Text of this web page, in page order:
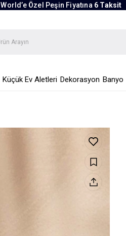
World’e Özel Peşin Fiyatına 6 Taksit
Küçük Ev Aletleri Dekorasyon Banyo